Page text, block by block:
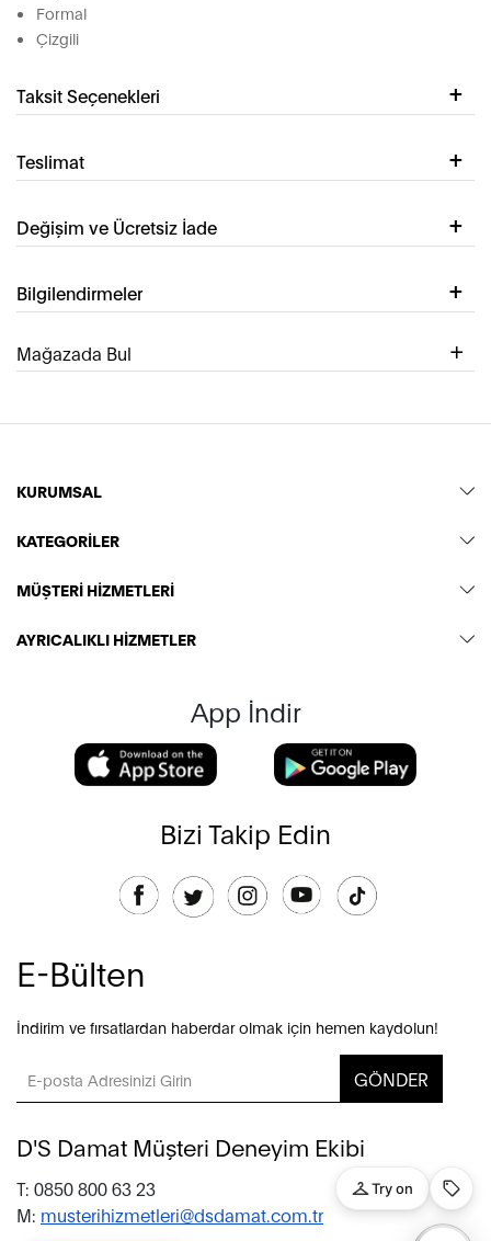
Formal
Çizgili
Taksit Seçenekleri
Teslimat
Değişim ve Ücretsiz İade
Bilgilendirmeler
Mağazada Bul
KURUMSAL
KATEGORİLER
MÜŞTERİ HİZMETLERİ
AYRICALIKLI HİZMETLER
App İndir
Bizi Takip Edin
E-Bülten
İndirim ve fırsatlardan haberdar olmak için hemen kaydolun!
GÖNDER
D'S Damat Müşteri Deneyim Ekibi
T: 0850 800 63 23
M: musterihizmetleri@dsdamat.com.tr